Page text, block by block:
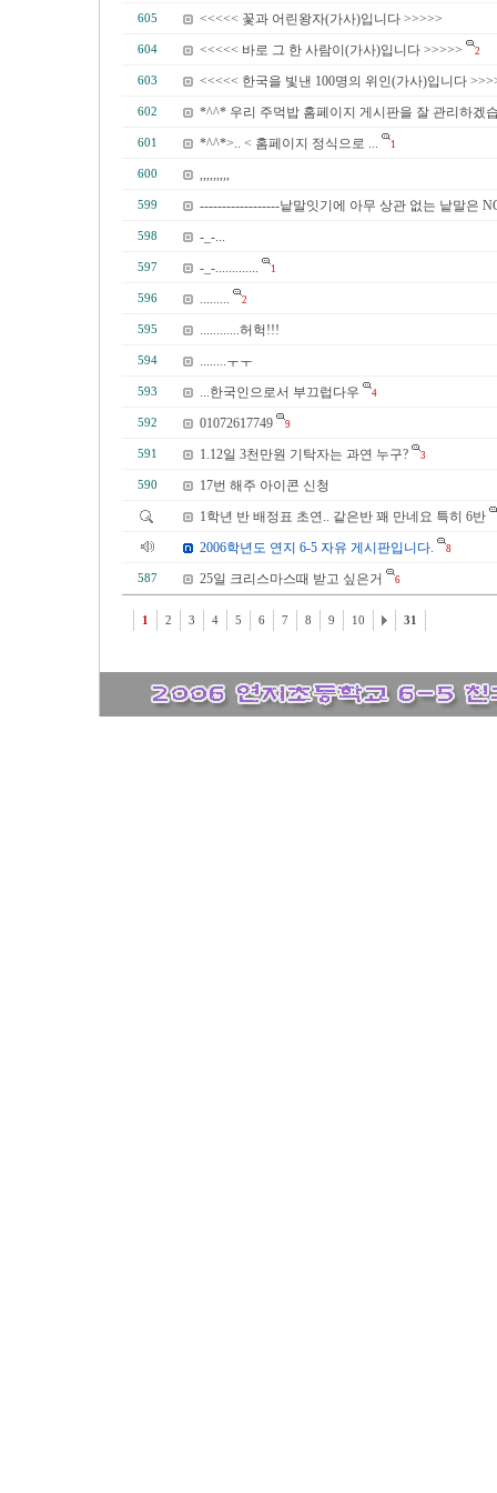
605 <<<<< 꽃과 어린왕자(가사)입니다 >>>>>
604 <<<<< 바로 그 한 사람이(가사)입니다 >>>>> 2
603 <<<<< 한국을 빛낸 100명의 위인(가사)입니다
602 *^^* 우리 주먹밥 홈페이지 게시판을 잘 관리하겠
601 *^^*>.. < 홈페이지 정식으로 ... 1
600 ,,,,,,,,,
599 ------------------낱말잇기에 아무 상관 없는 낱말은
598 -_-...
597 -_-............. 1
596 ......... 2
595 ............허헉!!!
594 ........ㅜㅜ
593 ...한국인으로서 부끄럽다우 4
592 01072617749 9
591 1.12일 3천만원 기탁자는 과연 누구? 3
590
17번 해주 아이콘 신청
1학년 반 배정표 초연.. 같은반 꽤 만네요 특히 6반
2006학년도 연지 6-5 자유 게시판입니다.
8
587 25일 크리스마스때 받고 싶은거 6
1 2 3 4 5 6 7 8 9 10 31